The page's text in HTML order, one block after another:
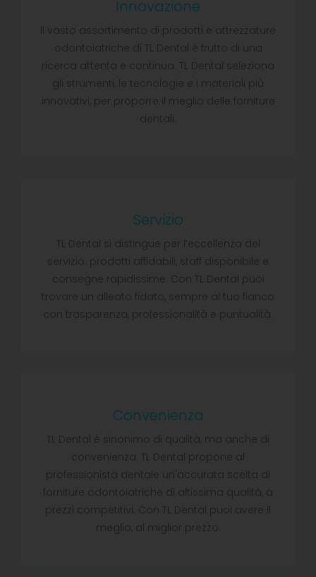
Innovazione
Il vasto assortimento di prodotti e attrezzature
odontoiatriche di TL Dental è frutto di una
ricerca attenta e continua. TL Dental seleziona
gli strumenti, le tecnologie e i materiali più
innovativi, per proporre il meglio delle forniture
dentali.
Servizio
TL Dental si distingue per l’eccellenza del
servizio: prodotti affidabili, staff disponibile e
consegne rapidissime. Con TL Dental puoi
trovare un alleato fidato, sempre al tuo fianco
con trasparenza, professionalità e puntualità.
Convenienza
TL Dental è sinonimo di qualità, ma anche di
convenienza. TL Dental propone al
professionista dentale un'accurata scelta di
forniture odontoiatriche di altissima qualità, a
prezzi competitivi. Con TL Dental puoi avere il
meglio, al miglior prezzo.